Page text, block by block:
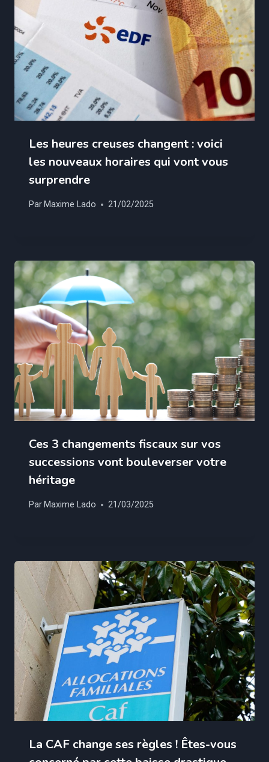
Les heures creuses changent : voici
les nouveaux horaires qui vont vous
surprendre
Par Maxime Lado 21/02/2025
Ces 3 changements fiscaux sur vos
successions vont bouleverser votre
héritage
Par Maxime Lado 21/03/2025
La CAF change ses règles ! Êtes-vous